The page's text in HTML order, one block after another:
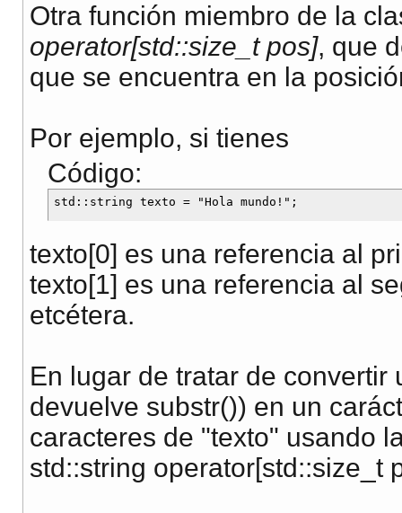
Otra función miembro de la
operator[std::size_t pos], que
que se encuentra en la
Por ejemplo, si tienes
Código:
texto[0] es una referencia al
texto[1] es una referencia al
etcétera.
En lugar de tratar de
devuelve substr()) en un
caracteres de "texto" usando
std::string operator[std::size_t